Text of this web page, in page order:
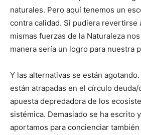
naturales. Pero aquí tenemos un
contra calidad. Si pudiera revertirse
mismas fuerzas de la Naturaleza
manera sería un logro para nuestra
Y las alternativas se están
están atrapadas en el círculo
apuesta depredadora de los
sistémica. Demasiado se ha escrito
aportamos para concienciar